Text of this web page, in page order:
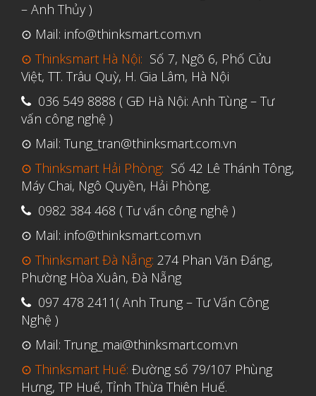
Tháng Mười 2020
Tháng Chín 2020
Tháng Tám 2020
Tháng Bảy 2020
Tháng Năm 2020
Tháng Tư 2020
Tháng Ba 2020
Tháng Hai 2020
Tháng Một 2020
Tháng Mười Hai 2019
Tháng Mười Một 2019
Tháng Chín 2019
Tháng Tám 2019
– Anh Thủy )
⊙ Mail: info@thinksmart.com.vn
⊙ Thinksmart Hà Nội: Số 7, Ngõ 6, Phố Cửu
Việt, TT. Trâu Quỳ, H. Gia Lâm, Hà Nội
036 549 8888 ( GĐ Hà Nội: Anh Tùng – Tư
vấn công nghệ )
⊙ Mail: Tung_tran@thinksmart.com.vn
⊙ Thinksmart Hải Phòng: Số 42 Lê Thánh Tông,
Máy Chai, Ngô Quyền, Hải Phòng.
0982 384 468 ( Tư vấn công nghệ )
⊙ Mail: info@thinksmart.com.vn
⊙ Thinksmart Đà Nẵng: 274 Phan Văn Đáng,
Phường Hòa Xuân, Đà Nẵng
097 478 2411( Anh Trung – Tư Vấn Công
Nghệ )
⊙ Mail: Trung_mai@thinksmart.com.vn
⊙ Thinksmart Huế: Đường số 79/107 Phùng
Hưng, TP Huế, Tỉnh Thừa Thiên Huế.